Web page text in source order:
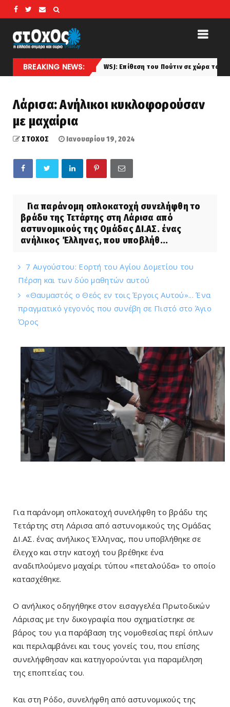
BREAKING NEWS:
perivallon WSJ: Επίθεση του Πούτιν σε χώρα του ΝΑΤΟ ακόμα
Λάρισα: Ανήλικοι κυκλοφορούσαν
με μαχαίρια
ΣΤΟΧΟΣ Ιανουαρίου 19, 2024
Για παράνομη οπλοκατοχή συνελήφθη το
βράδυ της Τετάρτης στη Λάρισα από
αστυνομικούς της Ομάδας ΔΙ.ΑΣ. ένας
ανήλικος Έλληνας, που υποβλήθ...
7 Αυγούστου: Εορτή του Αγίου Δομετίου του
Πέρση και των δύο μαθητών αυτού
«Θαυμαστός ο Θεός εν τοις Έργοις Αυτού»... Ένα
πραγματικό γεγονός που συνέβη σε Πιστό στο Άγιο
Όρος
Για παράνομη οπλοκατοχή συνελήφθη το βράδυ της
Τετάρτης στη Λάρισα από αστυνομικούς της Ομάδας
ΔΙ.ΑΣ. ένας ανήλικος Έλληνας, που υποβλήθηκε σε
έλεγχο και στην κατοχή του βρέθηκε ένα
αναδιπλούμενο μαχαίρι τύπου «πεταλούδα» το οποίο
κατασχέθηκε.
Ο ανήλικος οδηγήθηκε στον εισαγγελέα Πρωτοδικών
Λάρισας με την δικογραφία που σχηματίστηκε σε
βάρος του για παράβαση της νομοθεσίας περί όπλων
και περιλαμβάνει και τους γονείς του, που επίσης
συνελήφθησαν και κατηγορούνται για παραμέληση
της εποπτείας του.
Και στη Ρόδο, συνελήφθη από αστυνομικούς της